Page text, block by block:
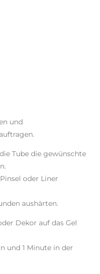
und
Tube die gewünschte
oder Liner
aushärten.
Dekor auf das Gel
und 1 Minute in der